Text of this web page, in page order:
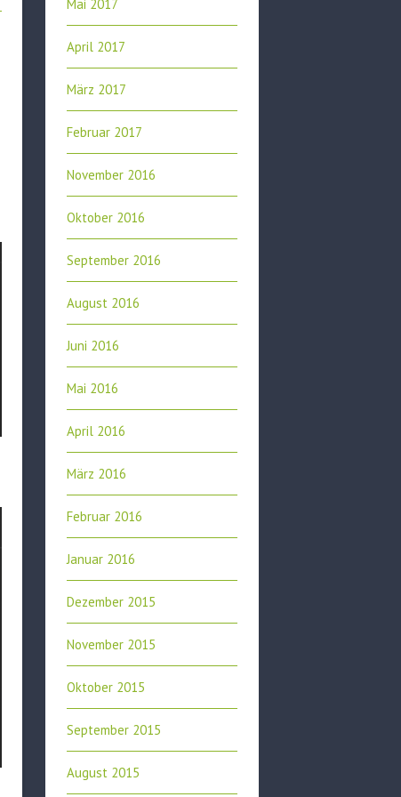
Mai 2017
April 2017
März 2017
Februar 2017
November 2016
Oktober 2016
September 2016
August 2016
Juni 2016
Mai 2016
April 2016
März 2016
Februar 2016
Januar 2016
Dezember 2015
November 2015
Oktober 2015
September 2015
August 2015